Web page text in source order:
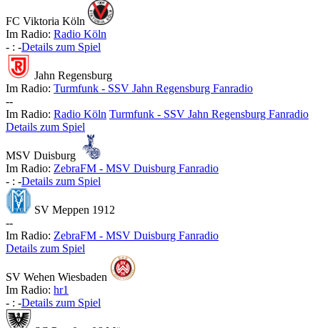
FC Viktoria Köln
Im Radio: Radio Köln
- : -Details zum Spiel
Jahn Regensburg
Im Radio: Turmfunk - SSV Jahn Regensburg Fanradio
--
Im Radio: Radio Köln Turmfunk - SSV Jahn Regensburg Fanradio
Details zum Spiel
MSV Duisburg
Im Radio: ZebraFM - MSV Duisburg Fanradio
- : -Details zum Spiel
SV Meppen 1912
--
Im Radio: ZebraFM - MSV Duisburg Fanradio
Details zum Spiel
SV Wehen Wiesbaden
Im Radio: hr1
- : -Details zum Spiel